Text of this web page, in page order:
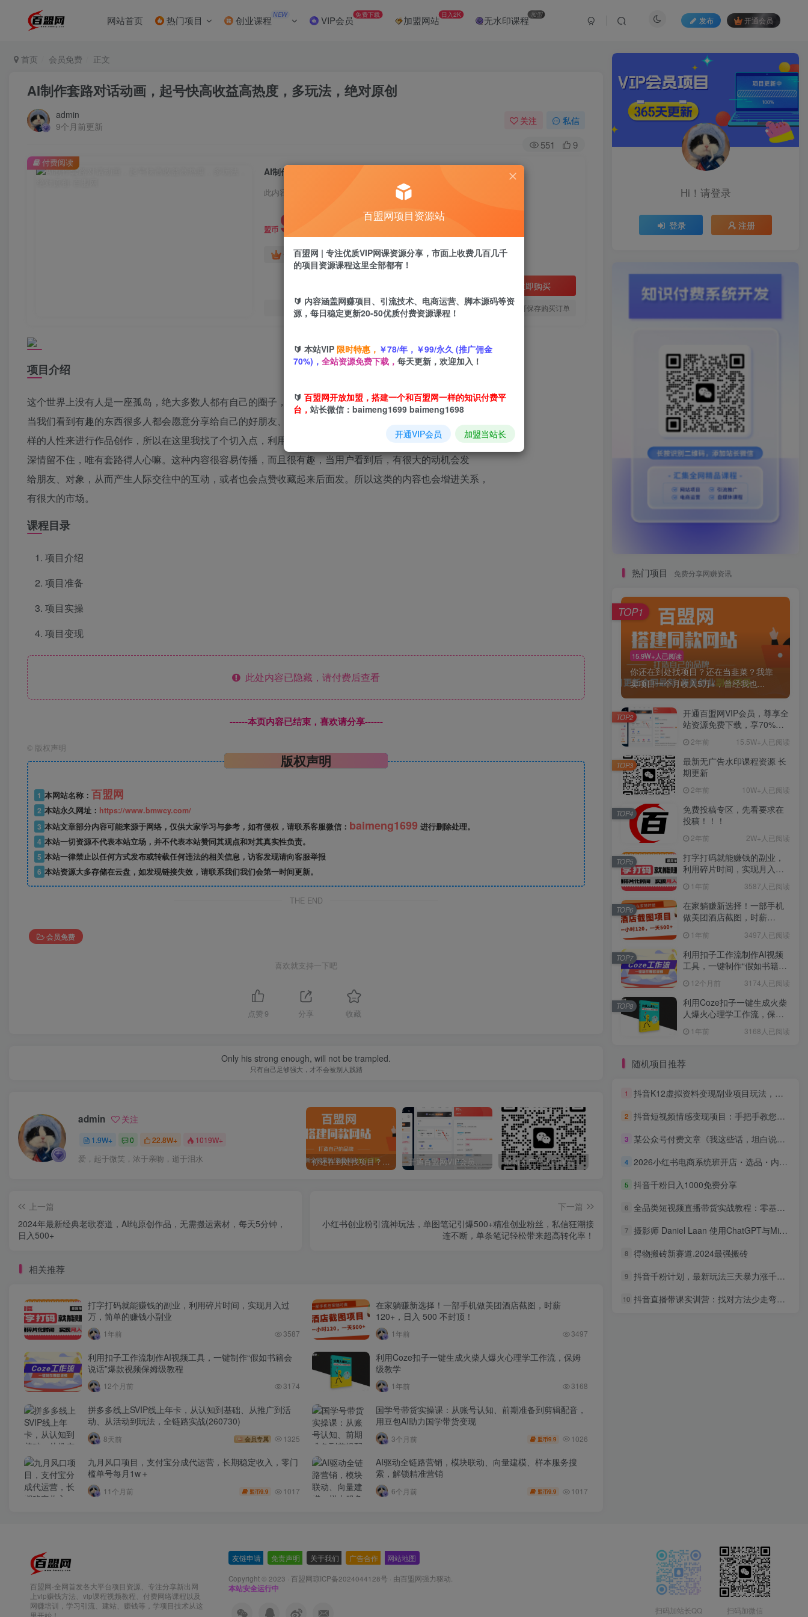
网站首页 热门项目 创业课程 NEW VIP会员 免费下载 加盟网站 日入2K 无水印课程 加盟
发布 开通会员
首页 会员免费 正文
AI制作套路对话动画，起号快高收益高热度，多玩法，绝对原创
admin
9个月前更新
关注 私信
551 9
AI制作套路对话动画，起号快高收益高热度，多玩法，绝对原创
此内容为付费阅读，请付费后查看
盟币 9.9
黄金会员免费 超级会员免费
立即购买
您当前未登录！建议登陆后购买，可保存购买订单
付费阅读
项目介绍
这个世界上没有人是一座孤岛，绝大多数人都有自己的圈子，而在人际交往中，分享欲是不可缺少的表现，
当我们看到有趣的东西很多人都会愿意分享给自己的好朋友、闺蜜、家人或者是对象，而我们就是利用这
样的人性来进行作品创作，所以在这里我找了个切入点，利用日常的“套路”对话来快速涨粉，毕竟自古
深情留不住，唯有套路得人心嘛。这种内容很容易传播，而且很有趣，当用户看到后，有很大的动机会发
给朋友、对象，从而产生人际交往中的互动，或者也会点赞收藏起来后面发。所以这类的内容也会增进关系，
有很大的市场。
课程目录
项目介绍
项目准备
项目实操
项目变现
此处内容已隐藏，请付费后查看
------本页内容已结束，喜欢请分享------
© 版权声明
版权声明
1 本网站名称： 百盟网
2 本站永久网址： https://www.bmwcy.com/
3 本站文章部分内容可能来源于网络，仅供大家学习与参考，如有侵权，请联系客服微信： baimeng1699 进行删除处理。
4 本站一切资源不代表本站立场，并不代表本站赞同其观点和对其真实性负责。
5 本站一律禁止以任何方式发布或转载任何违法的相关信息，访客发现请向客服举报
6 本站资源大多存储在云盘，如发现链接失效，请联系我们我们会第一时间更新。
THE END
会员免费
喜欢就支持一下吧
点赞 9 分享 收藏
Only his strong enough, will not be trampled.
只有自己足够强大，才不会被别人践踏
admin 关注
1.9W+ 0 22.8W+ 1019W+
爱，起于微笑，浓于亲吻，逝于泪水 你还在到处找项目？还在当韭菜？我靠卖项目一个月收入5万+，曾经我也是个失败者。 最新无广告水印课程资源 长期更新 免费投稿专区，先看要求在投稿！！！ 打字打码就能赚钱的副业，利用碎片时间，实现月入过万，简单的赚钱小副业
上一篇
2024年最新经典老歌赛道，AI纯原创作品，无需搬运素材，每天5分钟，
日入500+
下一篇
小红书创业粉引流神玩法，单图笔记引爆500+精准创业粉丝，私信狂潮接
连不断，单条笔记轻松带来超高转化率！
相关推荐
打字打码就能赚钱的副业，利用碎片时间，实现月入过
万，简单的赚钱小副业
1年前 3587
在家躺赚新选择！一部手机做美团酒店截图，时薪
120+，日入 500 不封顶！
1年前 3497
利用扣子工作流制作AI视频工具，一键制作“假如书籍会
说话”爆款视频保姆级教程
12个月前 3174
利用Coze扣子一键生成火柴人爆火心理学工作流，保姆
级教学
1年前 3168
拼多多线上SVIP线上年卡，从认知到基础、从推广到活
动、从活动到玩法，全链路实战(260730)
8天前 会员专属 1325
国学号带货实操课：从账号认知、前期准备到剪辑配音，
用豆包AI助力国学带货变现
3个月前 盟币9.9 1026
九月风口项目，支付宝分成代运营，长期稳定收入，零门
槛单号每月1w＋
11个月前 盟币9.9 1017
AI驱动全链路营销，模块联动、向量建模、样本服务搜
索，解锁精准营销
6个月前 盟币9.9 1017
Hi！请登录
登录 注册
热门项目 免费分享网赚资讯
15.9W+人已阅读
你还在到处找项目？还在当韭菜？我靠
卖项目一个月收入5万+，曾经我也...
TOP1
开通百盟网VIP会员，尊享全
站资源免费下载，享70%的
惠】2年前 15.5W+人已阅读
TOP2
最新无广告水印课程资源 长
期更新
2年前 10W+人已阅读
TOP3
免费投稿专区，先看要求在
投稿！！！
2年前 2W+人已阅读
TOP4
打字打码就能赚钱的副业，
利用碎片时间，实现月入过
1年前 3587人已阅读
TOP5
在家躺赚新选择！一部手机
做美团酒店截图，时薪
1年前 3497人已阅读
TOP6
利用扣子工作流制作AI视频
工具，一键制作“假如书籍会
12个月前 3174人已阅读
TOP7
利用Coze扣子一键生成火柴
人爆火心理学工作流，保姆
1年前 3168人已阅读
TOP8
随机项目推荐
1 抖音K12虚拟资料变现副业项目玩法，一条龙实操经验，视频版大解析
2 抖音短视频情感变现项目：手把手教您做一个可落地的情感账号
3 某公众号付费文章《我这些话，坦白说，可能有点危险了》
4 2026小红书电商系统班开店・选品・内容・工具全链路，零基础从0到1实操课，系统学习少走弯路
5 抖音千粉日入1000免费分享
6 全品类短视频直播带货实战教程：零基础打造爆款视频，掌握直播成交核心技巧
7 摄影师 Daniel Laan 使用ChatGPT与Midjourney生成风光图像-中英字幕
8 得物搬砖新赛道.2024最强搬砖
9 抖音千粉计划，最新玩法三天暴力涨千粉，一天到手500元+
10 抖音直播带课实训营：找对方法少走弯路，一边学习一边实操
百盟网-全网首发各大平台项目资源、专注分享新出网
上vip赚钱方法、vip课程视频教程、付费网络课程以及
网赚培训，学习引流、建站、赚钱等，学项目技术从这
友链申请 免责声明 关于我们 广告合作 网站地图
Copyright © 2023 · 百盟网琼ICP备2024044128号 · 由百盟网强力驱动.
本站安全运行中
扫码加站长QQ 扫码加微信
百盟网项目资源站
百盟网 | 专注优质VIP网课资源分享，市面上收费几百几千
的项目资源课程这里全部都有！
🔰 内容涵盖网赚项目、引流技术、电商运营、脚本源码等资
源，每日稳定更新20-50优质付费资源课程！
🔰 本站VIP 限时特惠， ￥78/年，￥99/永久 (推广佣金
70%)， 全站资源免费下载， 每天更新，欢迎加入！
🔰 百盟网开放加盟，搭建一个和百盟网一样的知识付费平
台， 站长微信：baimeng1699 baimeng1698
开通VIP会员 加盟当站长